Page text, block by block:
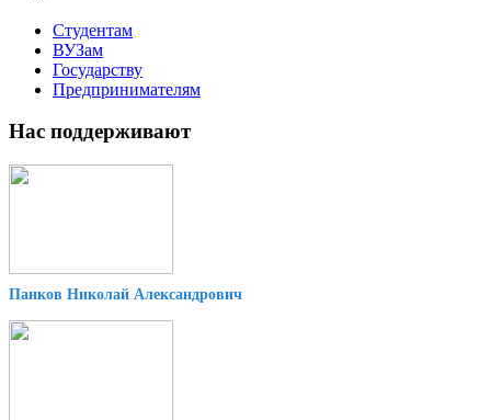
Студентам
ВУЗам
Государству
Предпринимателям
Нас поддерживают
Панков Николай Александрович